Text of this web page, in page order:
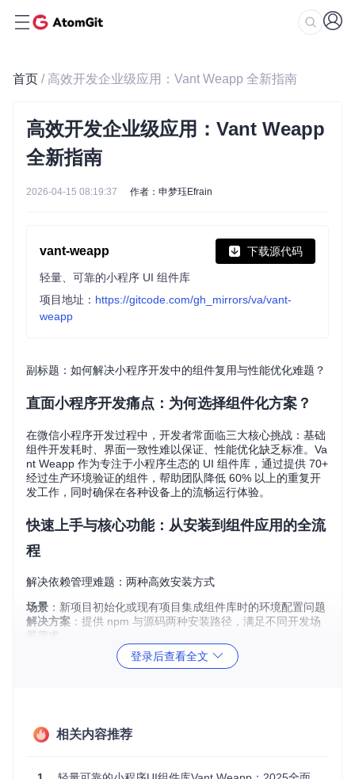
首页 / 高效开发企业级应用：Vant Weapp 全新指南
高效开发企业级应用：Vant Weapp
全新指南
2026-04-15 08:19:37 作者：申梦珏Efrain
vant-weapp 下载源代码
轻量、可靠的小程序 UI 组件库
项目地址： https://gitcode.com/gh_mirrors/va/vant-
weapp
副标题：如何解决小程序开发中的组件复用与性能优化难题？
直面小程序开发痛点：为何选择组件化方案？
在微信小程序开发过程中，开发者常面临三大核心挑战：基础
组件开发耗时、界面一致性难以保证、性能优化缺乏标准。Va
nt Weapp 作为专注于小程序生态的 UI 组件库，通过提供 70+
经过生产环境验证的组件，帮助团队降低 60% 以上的重复开
发工作，同时确保在各种设备上的流畅运行体验。
快速上手与核心功能：从安装到组件应用的全流
程
解决依赖管理难题：两种高效安装方式
场景 ：新项目初始化或现有项目集成组件库时的环境配置问题
解决方案 ：提供 npm 与源码两种安装路径，满足不同开发场
景需求
方式一：npm 安装（推荐生产环境使用）
组件
登录后查看全文
相关内容推荐